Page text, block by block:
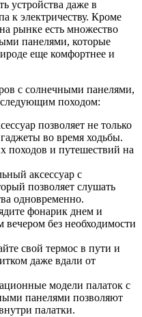
устройства даже в
к электричеству. Кроме
рынке есть множество
панелями, которые
еще комфортнее и
с солнечными панелями,
следующим походом:
позволяет не только
во время ходьбы.
походов и путешествий на
аксессуар с
позволяет слушать
одновременно.
фонарик днем и
вечером без необходимости
свой термос в пути и
даже вдали от
модели палаток с
панелями позволяют
палатки.